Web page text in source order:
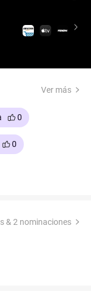
convirtiendo
Ver más
0
0
& 2 nominaciones